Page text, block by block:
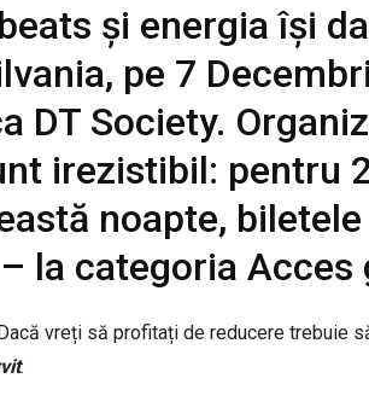
și energia își
pe 7
DT Society.
irezistibil: pentru
noapte,
la categoria Acces
vreți să profitați de reducere trebuie
.